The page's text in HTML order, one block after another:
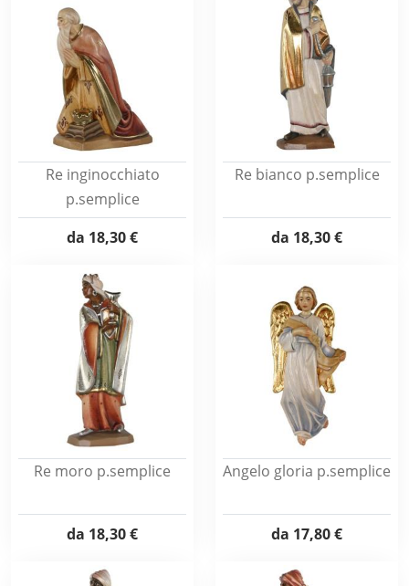
Re inginocchiato
p.semplice
da 18,30 €
Re bianco p.semplice
da 18,30 €
Re moro p.semplice
da 18,30 €
Angelo gloria p.semplice
da 17,80 €